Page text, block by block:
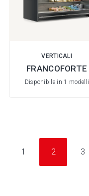
VERTICALI
FRANCOFORTE
Disponibile in 1 modelli
1 2 3